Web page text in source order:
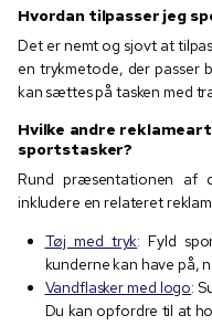
Hvordan tilpasser jeg
Det er nemt og sjovt at
en trykmetode, der passer
kan sættes på tasken med
Hvilke andre
sportstasker?
Rund præsentationen af
inkludere en relateret
Tøj med tryk: Fyld
kunderne kan have på,
Vandflasker med logo:
Du kan opfordre til at